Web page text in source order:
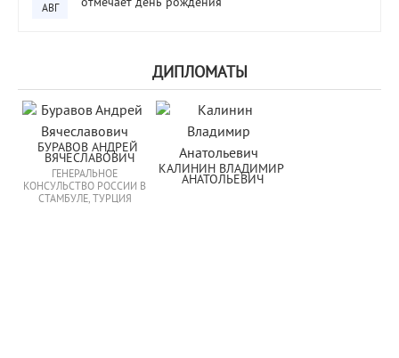
АВГ
отмечает день рождения
ДИПЛОМАТЫ
БУРАВОВ АНДРЕЙ
ВЯЧЕСЛАВОВИЧ
ГЕНЕРАЛЬНОЕ
КОНСУЛЬСТВО РОССИИ В
СТАМБУЛЕ, ТУРЦИЯ
КАЛИНИН ВЛАДИМИР
АНАТОЛЬЕВИЧ